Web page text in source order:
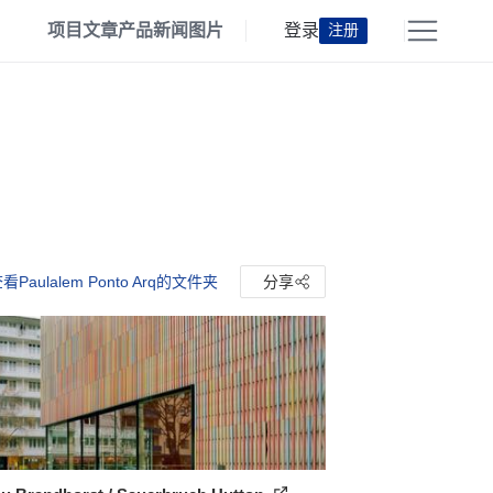
项目文章产品新闻 图片 登录 注册
看Paulalem Ponto Arq的文件夹 分享